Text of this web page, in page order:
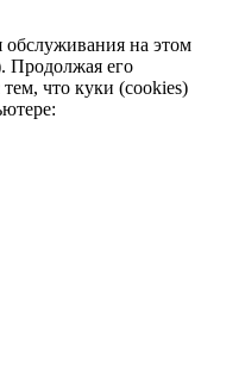
обслуживания на этом
Продолжая его
что куки (cookies)